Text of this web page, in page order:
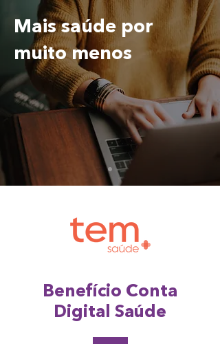
Mais saúde por
muito menos
Benefício Conta
Digital Saúde